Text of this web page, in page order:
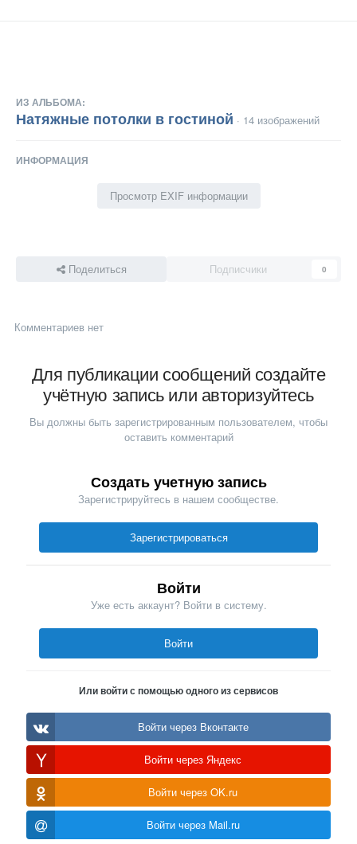
ИЗ АЛЬБОМА:
Натяжные потолки в гостиной · 14 изображений
ИНФОРМАЦИЯ
Просмотр EXIF информации
Поделиться Подписчики 0
Комментариев нет
Для публикации сообщений создайте
учётную запись или авторизуйтесь
Вы должны быть зарегистрированным пользователем, чтобы
оставить комментарий
Создать учетную запись
Зарегистрируйтесь в нашем сообществе.
Зарегистрироваться
Войти
Уже есть аккаунт? Войти в систему.
Войти
Или войти с помощью одного из сервисов
Войти через Вконтакте
Войти через Яндекс
Войти через OK.ru
Войти через Mail.ru